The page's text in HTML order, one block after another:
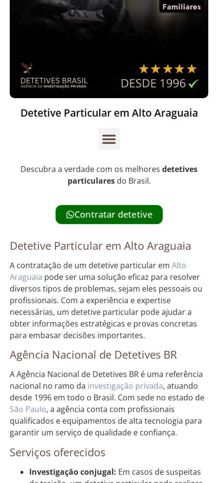
Detetive Particular em Alto Araguaia
Descubra a verdade com os melhores detetives
particularesdo Brasil.
Contratar detetive
Detetive Particular em Alto Araguaia
A contratação de um detetive particular em Alto
Araguaia pode ser uma solução eficaz para resolver
diversos tipos de problemas, sejam eles pessoais ou
profissionais. Com a experiência e expertise
necessárias, um detetive particular pode ajudar a
obter informações estratégicas e provas concretas
para embasar decisões importantes.
Agência Nacional de Detetives BR
A Agência Nacional de Detetives BR é uma referência
nacional no ramo da investigação privada, atuando
desde 1996 em todo o Brasil. Com sede no estado de
São Paulo, a agência conta com profissionais
qualificados e equipamentos de alta tecnologia para
garantir um serviço de qualidade e confiança.
Serviços oferecidos
Investigação conjugal: Em casos de suspeitas